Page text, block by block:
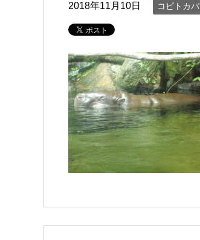
2018年11月10日 コビトカバ